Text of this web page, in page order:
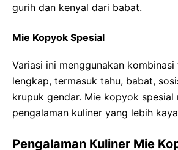
gurih dan kenyal dari babat.
Mie Kopyok Spesial
Variasi ini menggunakan
lengkap, termasuk tahu, babat,
krupuk gendar. Mie kopyok spesial
pengalaman kuliner yang lebih
Pengalaman Kuliner Mie